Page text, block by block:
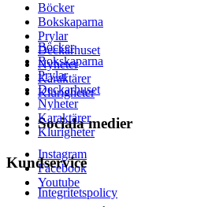
Böcker
Bokskaparna
Prylar
Deckarhuset
Nyheter
Karaktärer
Klurigheter
Sociala medier
Instagram
Facebook
Youtube
Böcker
Bokskaparna
Prylar
Deckarhuset
Nyheter
Karaktärer
Klurigheter
Kundservice
Integritetspolicy